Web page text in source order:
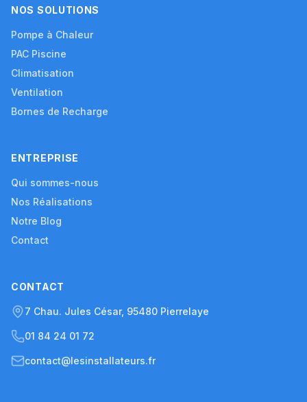
NOS SOLUTIONS
Pompe à Chaleur
PAC Piscine
Climatisation
Ventilation
Bornes de Recharge
ENTREPRISE
Qui sommes-nous
Nos Réalisations
Notre Blog
Contact
CONTACT
7 Chau. Jules César, 95480 Pierrelaye
01 84 24 01 72
contact@lesinstallateurs.fr